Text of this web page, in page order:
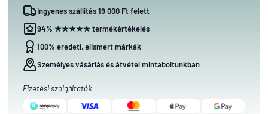
Ingyenes szállítás 19 000 Ft felett
94% ★★★★★ termékértékelés
100% eredeti, elismert márkák
Személyes vásárlás és átvétel mintaboltunkban
Fizetési szolgáltatók